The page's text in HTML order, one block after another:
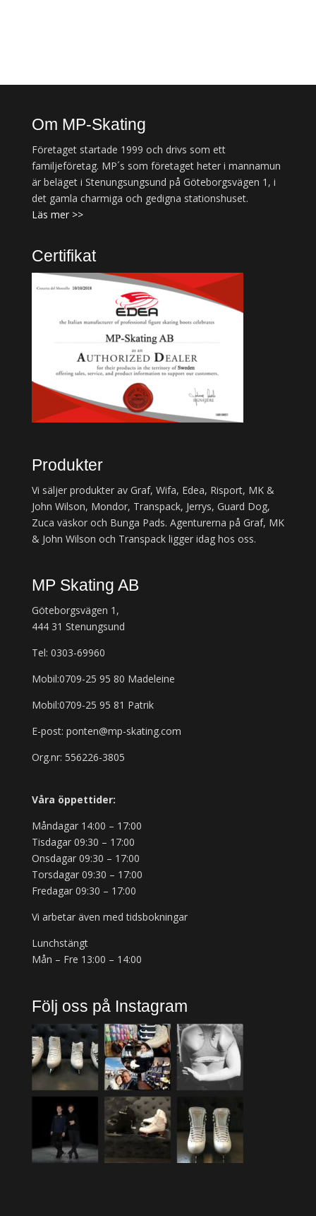
Om MP-Skating
Företaget startade 1999 och drivs som ett
familjeföretag. MP´s som företaget heter i mannamun
är beläget i Stenungsungsund på Göteborgsvägen 1, i
det gamla charmiga och gedigna stationshuset.
Läs mer >>
Certifikat
Produkter
Vi säljer produkter av Graf, Wifa, Edea, Risport, MK &
John Wilson, Mondor, Transpack, Jerrys, Guard Dog,
Zuca väskor och Bunga Pads. Agenturerna på Graf, MK
& John Wilson och Transpack ligger idag hos oss.
MP Skating AB
Göteborgsvägen 1,
444 31 Stenungsund
Tel: 0303-69960
Mobil:0709-25 95 80 Madeleine
Mobil:0709-25 95 81 Patrik
E-post: ponten@mp-skating.com
Org.nr: 556226-3805
Våra öppettider:
Måndagar 14:00 – 17:00
Tisdagar 09:30 – 17:00
Onsdagar 09:30 – 17:00
Torsdagar 09:30 – 17:00
Fredagar 09:30 – 17:00
Vi arbetar även med tidsbokningar
Lunchstängt
Mån – Fre 13:00 – 14:00
Följ oss på Instagram